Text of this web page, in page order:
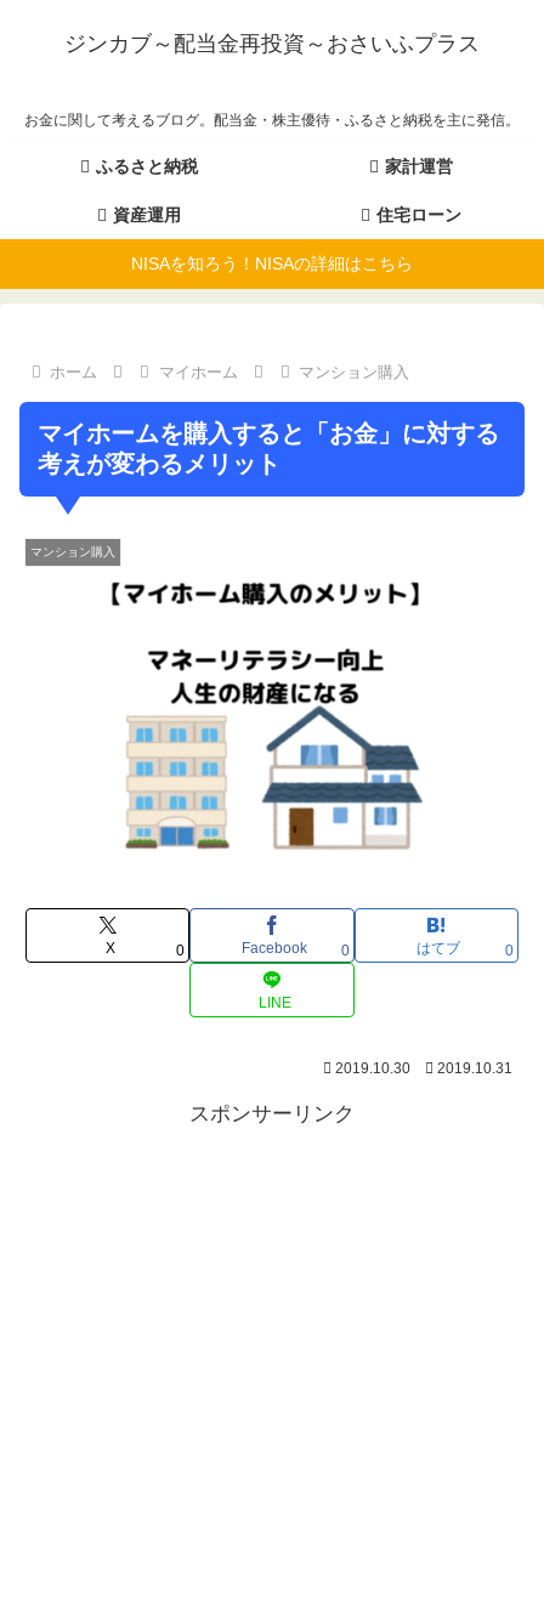
ジンカブ～配当金再投資～おさいふプラス
お金に関して考えるブログ。配当金・株主優待・ふるさと納税を主に発信。
ふるさと納税 家計運営
資産運用 住宅ローン
NISAを知ろう！NISAの詳細はこちら
ホーム マイホーム マンション購入
マイホームを購入すると「お金」に対する
考えが変わるメリット
マンション購入
X 0 Facebook 0 はてブ 0
LINE
2019.10.30 2019.10.31
スポンサーリンク